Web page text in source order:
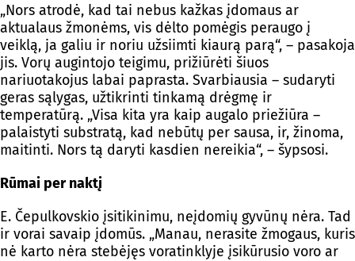
„Nors atrodė, kad tai nebus kažkas įdomaus ar
aktualaus žmonėms, vis dėlto pomėgis peraugo į
veiklą, ja galiu ir noriu užsiimti kiaurą parą“, – pasakoja
jis. Vorų augintojo teigimu, prižiūrėti šiuos
nariuotakojus labai paprasta. Svarbiausia – sudaryti
geras sąlygas, užtikrinti tinkamą drėgmę ir
temperatūrą. „Visa kita yra kaip augalo priežiūra –
palaistyti substratą, kad nebūtų per sausa, ir, žinoma,
maitinti. Nors tą daryti kasdien nereikia“, – šypsosi.
Rūmai per naktį
E. Čepulkovskio įsitikinimu, neįdomių gyvūnų nėra. Tad
ir vorai savaip įdomūs. „Manau, nerasite žmogaus, kuris
nė karto nėra stebėjęs voratinklyje įsikūrusio voro ar